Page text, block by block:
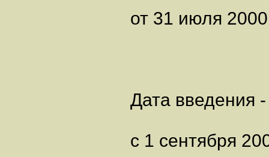
от 31 июля 2000
Дата введения -
с 1 сентября